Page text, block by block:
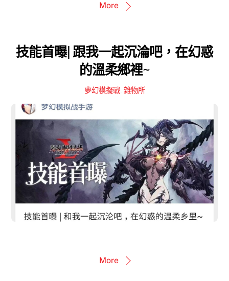
More
技能首曝| 跟我一起沉淪吧，在幻惑
的溫柔鄉裡~
夢幻模擬戰, 雜物所
More